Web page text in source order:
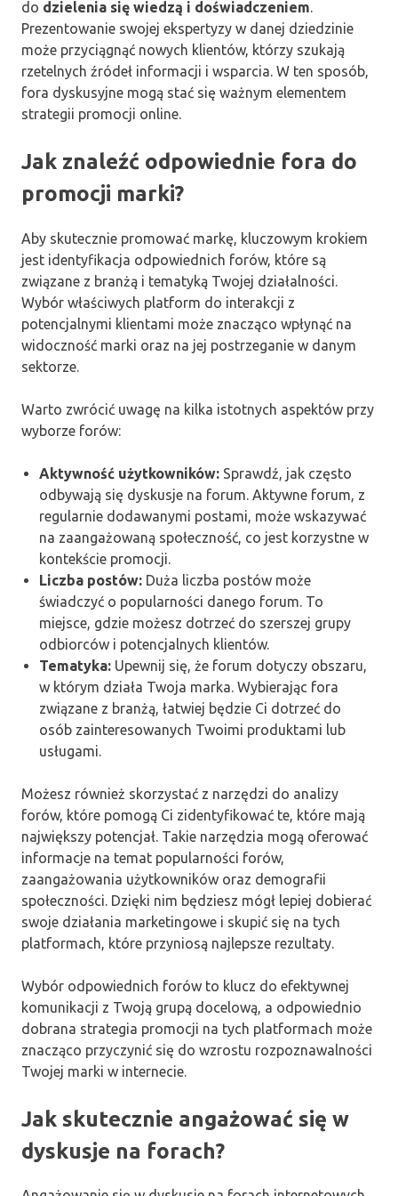
do dzielenia się wiedzą i doświadczeniem
Prezentowanie swojej ekspertyzy w danej dziedzinie
może przyciągnąć nowych klientów, którzy szukają
rzetelnych źródeł informacji i wsparcia. W ten sposób,
fora dyskusyjne mogą stać się ważnym elementem
strategii promocji online.
Jak znaleźć odpowiednie fora do
promocji marki?
Aby skutecznie promować markę, kluczowym krokiem
jest identyfikacja odpowiednich forów, które są
związane z branżą i tematyką Twojej działalności.
Wybór właściwych platform do interakcji z
potencjalnymi klientami może znacząco wpłynąć na
widoczność marki oraz na jej postrzeganie w danym
sektorze.
Warto zwrócić uwagę na kilka istotnych aspektów przy
wyborze forów:
Aktywność użytkowników: Sprawdź, jak często
odbywają się dyskusje na forum. Aktywne forum, z
regularnie dodawanymi postami, może wskazywać
na zaangażowaną społeczność, co jest korzystne w
kontekście promocji.
Liczba postów: Duża liczba postów może
świadczyć o popularności danego forum. To
miejsce, gdzie możesz dotrzeć do szerszej grupy
odbiorców i potencjalnych klientów.
Tematyka: Upewnij się, że forum dotyczy obszaru,
w którym działa Twoja marka. Wybierając fora
związane z branżą, łatwiej będzie Ci dotrzeć do
osób zainteresowanych Twoimi produktami lub
usługami.
Możesz również skorzystać z narzędzi do analizy
forów, które pomogą Ci zidentyfikować te, które mają
największy potencjał. Takie narzędzia mogą oferować
informacje na temat popularności forów,
zaangażowania użytkowników oraz demografii
społeczności. Dzięki nim będziesz mógł lepiej dobierać
swoje działania marketingowe i skupić się na tych
platformach, które przyniosą najlepsze rezultaty.
Wybór odpowiednich forów to klucz do efektywnej
komunikacji z Twoją grupą docelową, a odpowiednio
dobrana strategia promocji na tych platformach może
znacząco przyczynić się do wzrostu rozpoznawalności
Twojej marki w internecie.
Jak skutecznie angażować się w
dyskusje na forach?